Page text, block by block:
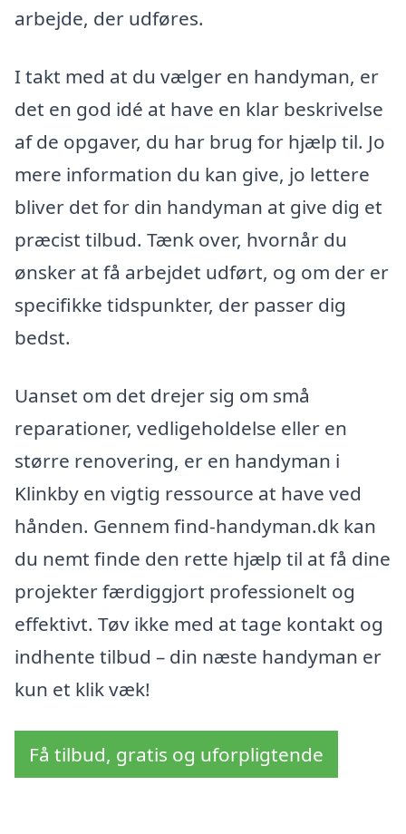
arbejde, der udføres.
I takt med at du vælger en handyman, er
det en god idé at have en klar beskrivelse
af de opgaver, du har brug for hjælp til. Jo
mere information du kan give, jo lettere
bliver det for din handyman at give dig et
præcist tilbud. Tænk over, hvornår du
ønsker at få arbejdet udført, og om der er
specifikke tidspunkter, der passer dig
bedst.
Uanset om det drejer sig om små
reparationer, vedligeholdelse eller en
større renovering, er en handyman i
Klinkby en vigtig ressource at have ved
hånden. Gennem find-handyman.dk kan
du nemt finde den rette hjælp til at få dine
projekter færdiggjort professionelt og
effektivt. Tøv ikke med at tage kontakt og
indhente tilbud – din næste handyman er
kun et klik væk!
Få tilbud, gratis og uforpligtende